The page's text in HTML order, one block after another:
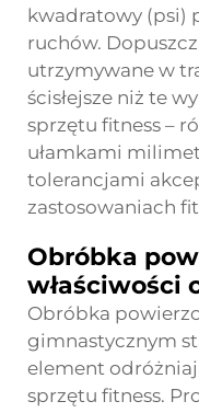
kwadratowy (psi)
ruchów.
utrzymywane w
ścisłejsze niż te
sprzętu fitness –
ułamkami
tolerancjami
zastosowaniach
Obróbka
właściwości
Obróbka
gimnastycznym
element
sprzętu fitness.